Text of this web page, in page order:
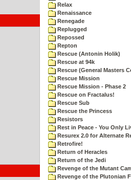
Relax
Renaissance
Renegade
Replugged
Repossed
Repton
Rescue (Antonin Holik)
Rescue at 94k
Rescue (General Masters
Rescue Mission
Rescue Mission - Phase 2
Rescue on Fractalus!
Rescue Sub
Rescue the Princess
Resistors
Rest in Peace - You Only
Resurex 2.0 for Alternate
Retrofire!
Return of Heracles
Return of the Jedi
Revenge of the Mutant
Revenge of the Plutonian